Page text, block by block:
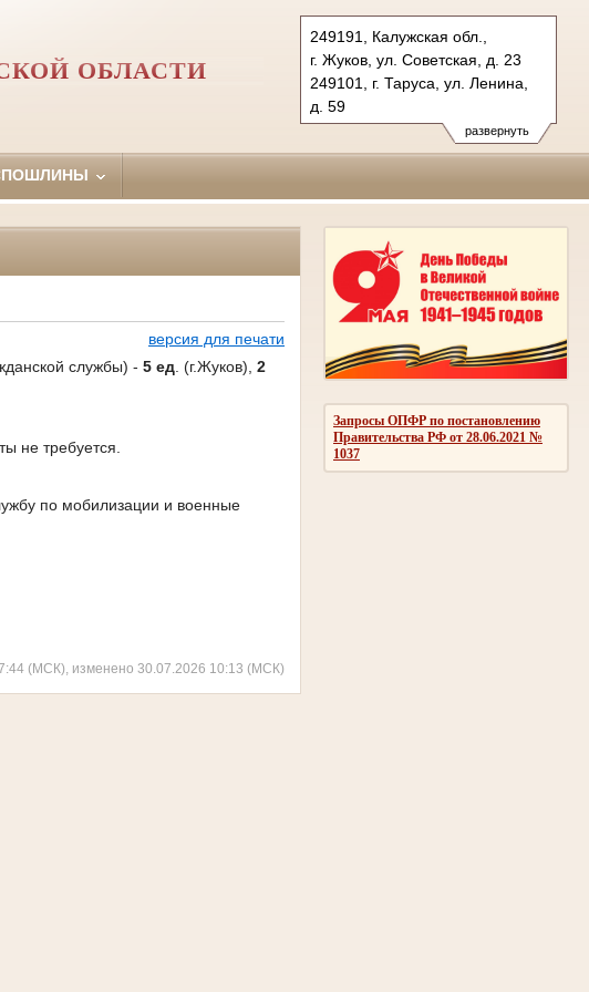
развернуть
249191, Калужская обл.,
г. Жуков, ул. Советская, д. 23
249101, г. Таруса, ул. Ленина,
д. 59
Тел.: (48432) 5-44-92 (т.) 54-0-
32 (ф.), (48435) 2-28-13 (т.)
tarussky.klg@sudrf.ru
ОБЛАСТИ
Запросы ОПФР по постановлению
Правительства РФ от 28.06.2021 №
1037
версия для печати
службы) -5 ед . (г.Жуков),2
не требуется.
по мобилизации и военные
(МСК), изменено 30.07.2026 10:13 (МСК)